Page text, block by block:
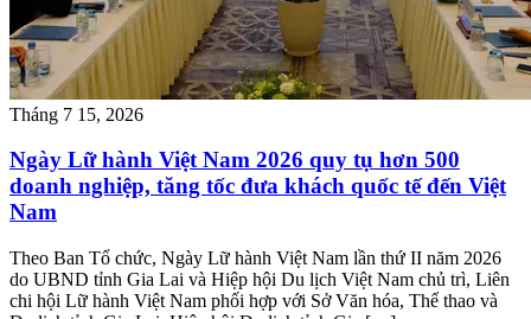
Tháng 7 15, 2026
Ngày Lữ hành Việt Nam 2026 quy tụ hơn 500
doanh nghiệp, tăng tốc đưa khách quốc tế đến Việt
Nam
Theo Ban Tổ chức, Ngày Lữ hành Việt Nam lần thứ II năm 2026
do UBND tỉnh Gia Lai và Hiệp hội Du lịch Việt Nam chủ trì, Liên
chi hội Lữ hành Việt Nam phối hợp với Sở Văn hóa, Thể thao và